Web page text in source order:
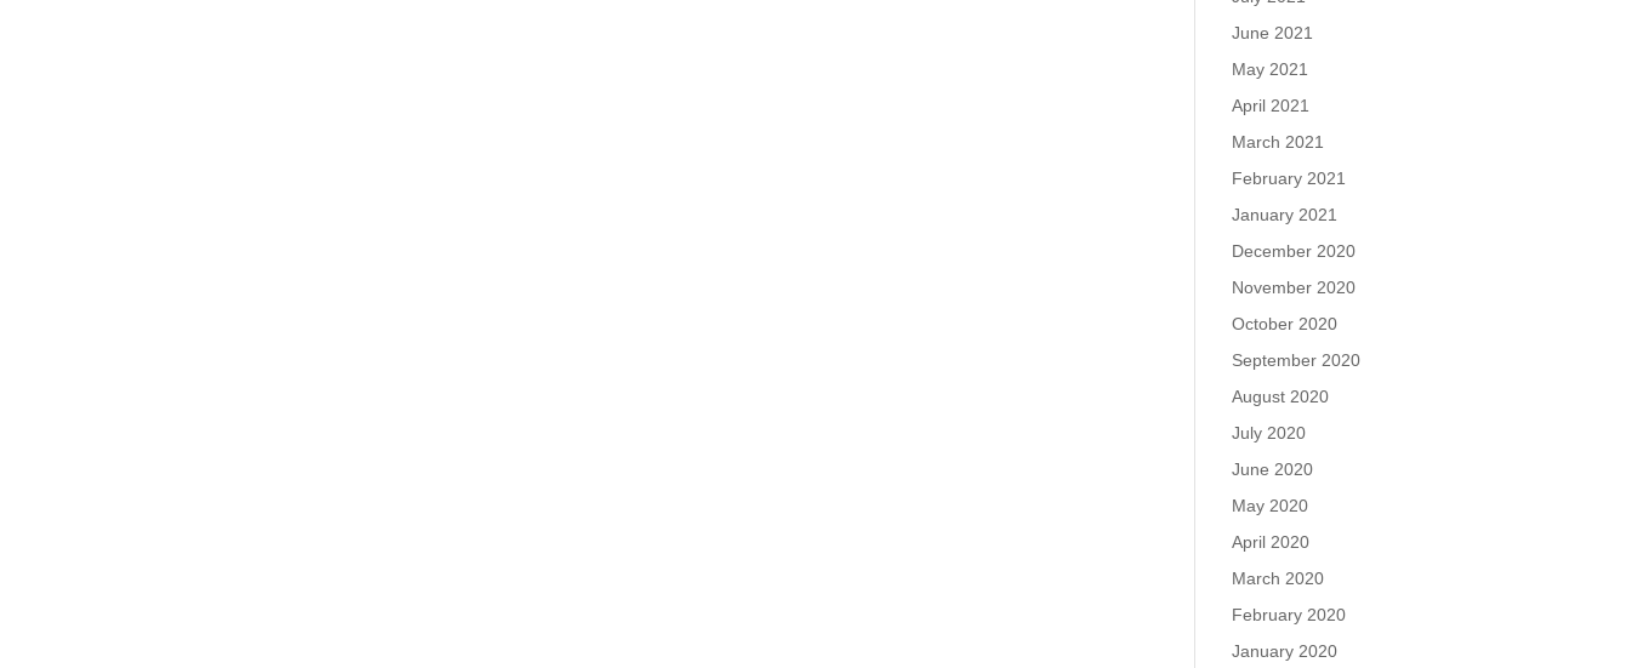
June 2021
May 2021
April 2021
March 2021
February 2021
January 2021
December 2020
November 2020
October 2020
September 2020
August 2020
July 2020
June 2020
May 2020
April 2020
March 2020
February 2020
January 2020